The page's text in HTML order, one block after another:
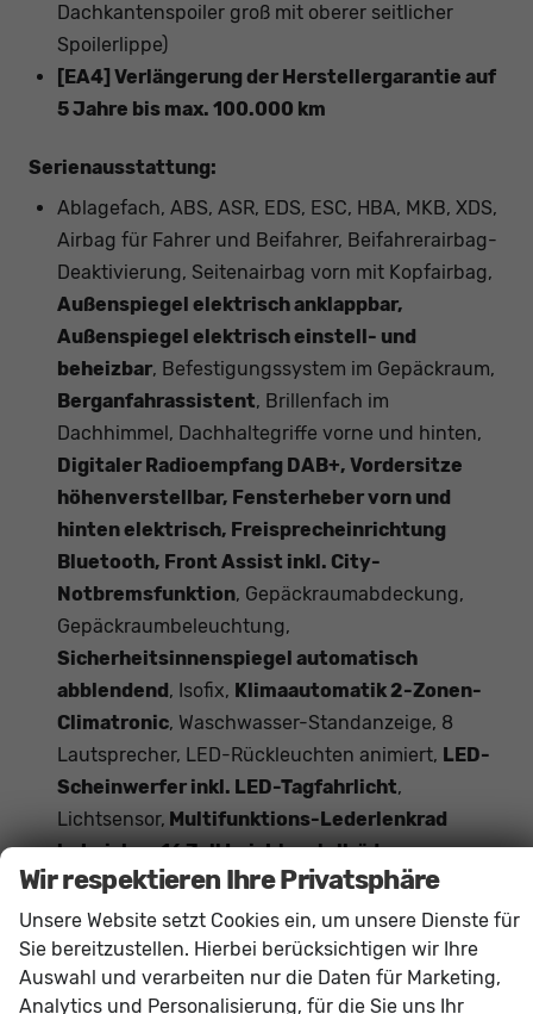
Dachkantenspoiler groß mit oberer seitlicher
Spoilerlippe)
[EA4] Verlängerung der Herstellergarantie auf
5 Jahre bis max. 100.000 km
Serienausstattung:
Ablagefach, ABS, ASR, EDS, ESC, HBA, MKB, XDS,
Airbag für Fahrer und Beifahrer, Beifahrerairbag-
Deaktivierung, Seitenairbag vorn mit Kopfairbag,
Außenspiegel elektrisch anklappbar,
Außenspiegel elektrisch einstell- und
beheizbar, Befestigungssystem im Gepäckraum,
Berganfahrassistent, Brillenfach im
Dachhimmel, Dachhaltegriffe vorne und hinten,
Digitaler Radioempfang DAB+, Vordersitze
höhenverstellbar, Fensterheber vorn und
hinten elektrisch, Freisprecheinrichtung
Bluetooth, Front Assist inkl. City-
Notbremsfunktion, Gepäckraumabdeckung,
Gepäckraumbeleuchtung,
Sicherheitsinnenspiegel automatisch
abblendend , Isofix, Klimaautomatik 2-Zonen-
Climatronic, Waschwasser-Standanzeige, 8
Lautsprecher, LED-Rückleuchten animiert, LED-
Scheinwerfer inkl. LED-Tagfahrlicht,
Lichtsensor, Multifunktions-Lederlenkrad
beheizbar, 16 Zoll Leichtmetallräder,
Mittelarmlehne vorn und hinten,
Getränkehalter,Müdigkeitserkennung,
Aufmerksamkeits-Assistent,Nebelscheinwerfer
Tire-Mobility-Set, Parkbremse elektronisch,
Wir respektieren Ihre Privatsphäre
Unsere Website setzt Cookies ein, um unsere Dienste für
Sie bereitzustellen. Hierbei berücksichtigen wir Ihre
Auswahl und verarbeiten nur die Daten für Marketing,
Analytics und Personalisierung, für die Sie uns Ihr